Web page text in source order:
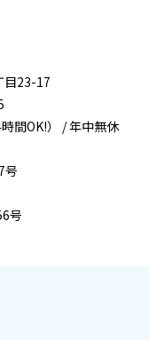
目23-17
間OK!） / 年中無休
号
号